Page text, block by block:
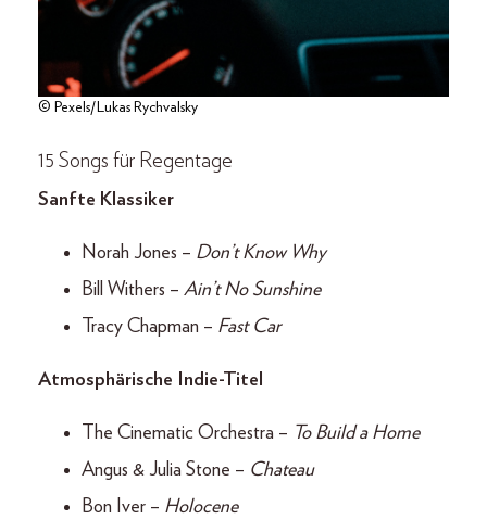
© Pexels/Lukas Rychvalsky
15 Songs für Regentage
Sanfte Klassiker
Norah Jones – Don’t Know Why
Bill Withers – Ain’t No Sunshine
Tracy Chapman – Fast Car
Atmosphärische Indie-Titel
The Cinematic Orchestra – To Build a Home
Angus & Julia Stone – Chateau
Bon Iver – Holocene